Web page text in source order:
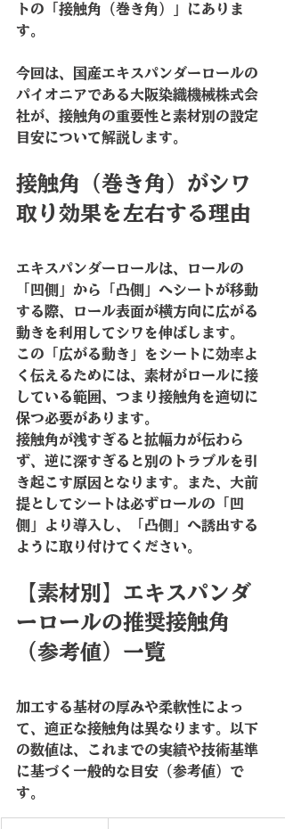
トの「接触角（巻き角）」にありま
す。
今回は、国産エキスパンダーロールの
パイオニアである大阪染織機械株式会
社が、接触角の重要性と素材別の設定
目安について解説します。
接触角（巻き角）がシワ
取り効果を左右する理由
エキスパンダーロールは、ロールの
「凹側」から「凸側」へシートが移動
する際、ロール表面が横方向に広がる
動きを利用してシワを伸ばします。
この「広がる動き」をシートに効率よ
く伝えるためには、素材がロールに接
している範囲、つまり接触角を適切に
保つ必要があります。
接触角が浅すぎると拡幅力が伝わら
ず、逆に深すぎると別のトラブルを引
き起こす原因となります。また、大前
提としてシートは必ずロールの「凹
側」より導入し、「凸側」へ誘出する
ように取り付けてください。
【素材別】エキスパンダ
ーロールの推奨接触角
（参考値）一覧
加工する基材の厚みや柔軟性によっ
て、適正な接触角は異なります。以下
の数値は、これまでの実績や技術基準
に基づく一般的な目安（参考値）で
す。